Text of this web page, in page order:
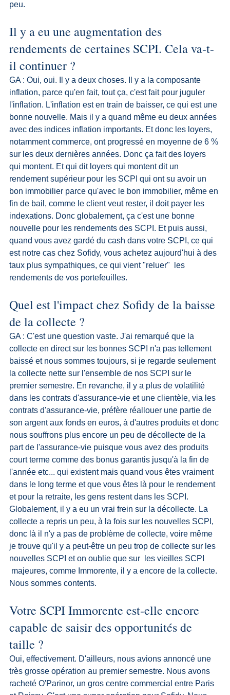
peu.
Il y a eu une augmentation des
rendements de certaines SCPI. Cela va-t-
il continuer ?
GA : Oui, oui. Il y a deux choses. Il y a la composante
inflation, parce qu'en fait, tout ça, c'est fait pour juguler
l'inflation. L'inflation est en train de baisser, ce qui est une
bonne nouvelle. Mais il y a quand même eu deux années
avec des indices inflation importants. Et donc les loyers,
notamment commerce, ont progressé en moyenne de 6 %
sur les deux dernières années. Donc ça fait des loyers
qui montent. Et qui dit loyers qui montent dit un
rendement supérieur pour les SCPI qui ont su avoir un
bon immobilier parce qu'avec le bon immobilier, même en
fin de bail, comme le client veut rester, il doit payer les
indexations. Donc globalement, ça c'est une bonne
nouvelle pour les rendements des SCPI. Et puis aussi,
quand vous avez gardé du cash dans votre SCPI, ce qui
est notre cas chez Sofidy, vous achetez aujourd'hui à des
taux plus sympathiques, ce qui vient "reluer"  les
rendements de vos portefeuilles.
Quel est l'impact chez Sofidy de la baisse
de la collecte ?
GA : C'est une question vaste. J'ai remarqué que la
collecte en direct sur les bonnes SCPI n'a pas tellement
baissé et nous sommes toujours, si je regarde seulement
la collecte nette sur l'ensemble de nos SCPI sur le
premier semestre. En revanche, il y a plus de volatilité
dans les contrats d'assurance-vie et une clientèle, via les
contrats d'assurance-vie, préfère réallouer une partie de
son argent aux fonds en euros, à d'autres produits et donc
nous souffrons plus encore un peu de décollecte de la
part de l'assurance-vie puisque vous avez des produits
court terme comme des bonus garantis jusqu'à la fin de
l'année etc... qui existent mais quand vous êtes vraiment
dans le long terme et que vous êtes là pour le rendement
et pour la retraite, les gens restent dans les SCPI.
Globalement, il y a eu un vrai frein sur la décollecte. La
collecte a repris un peu, à la fois sur les nouvelles SCPI,
donc là il n'y a pas de problème de collecte, voire même
je trouve qu'il y a peut-être un peu trop de collecte sur les
nouvelles SCPI et on oublie que sur  les vieilles SCPI
majeures, comme Immorente, il y a encore de la collecte.
Nous sommes contents.
Votre SCPI Immorente est-elle encore
capable de saisir des opportunités de
taille ?
Oui, effectivement. D'ailleurs, nous avions annoncé une
très grosse opération au premier semestre. Nous avons
racheté O'Parinor, un gros centre commercial entre Paris